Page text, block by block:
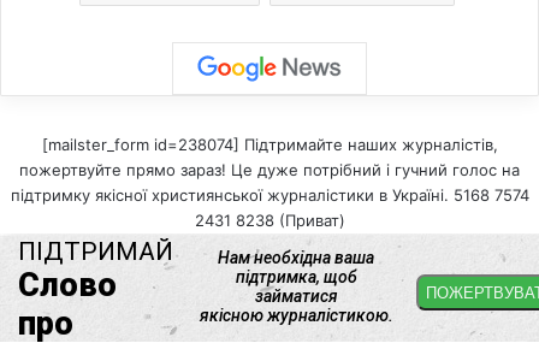
[mailster_form id=238074] Підтримайте наших журналістів,
пожертвуйте прямо зараз! Це дуже потрібний і гучний голос на
підтримку якісної християнської журналістики в Україні. 5168 7574
2431 8238 (Приват)